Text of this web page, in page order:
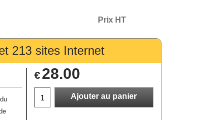
Prix HT
213 sites Internet
€28.00
Ajouter au panier